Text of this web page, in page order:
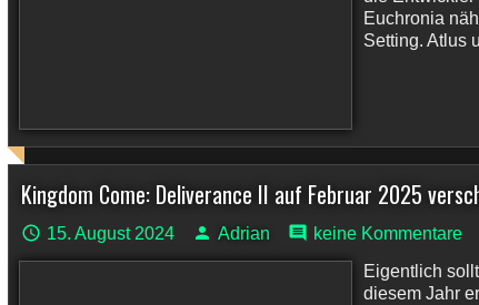
Euchronia
Setting. Atlus
Kingdom Come: Deliverance II auf Februar 2025
15. August 2024 Adrian
keine Kommentare
Eigentlich
diesem Jahr